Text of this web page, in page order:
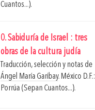
Cuantos...).
0. Sabiduría de Israel : tres
obras de la cultura judía
Traducción, selección y notas de
Ángel María Garibay. México D.F.:
Porrúa (Sepan Cuantos...).